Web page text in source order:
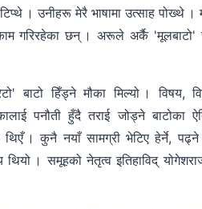
। उनीहरू मेरै भाषामा उत्साह पोख्थे
गरिरहेका छन् । अरूले अर्कै 'मूलबाटो'
बाटो हिँड्ने मौका मिल्यो ।
पनौती हुँदै तराई जोड्ने बाटोका
थिएँ । कुनै नयाँ सामग्री भेटिए हेर्ने,
थियो । समूहको नेतृत्व इतिहाविद्